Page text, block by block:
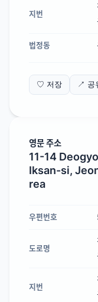
지번
법정동
♡ 저장 ↗ 공
영문 주소
11-14
Iksan-si,
rea
우편번호
도로명
지번